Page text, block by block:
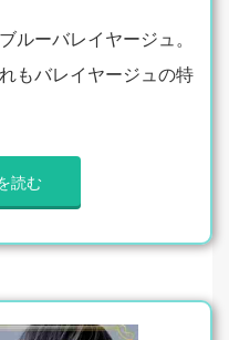
ルーバレイヤージュ。
もバレイヤージュの特
読む